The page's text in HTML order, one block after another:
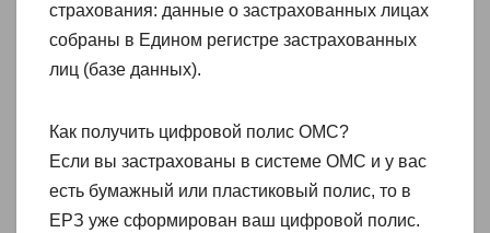
страхования: данные о застрахованных лицах
собраны в Едином регистре застрахованных
лиц (базе данных).
Как получить цифровой полис ОМС?
Если вы застрахованы в системе ОМС и у вас
есть бумажный или пластиковый полис, то в
ЕРЗ уже сформирован ваш цифровой полис.